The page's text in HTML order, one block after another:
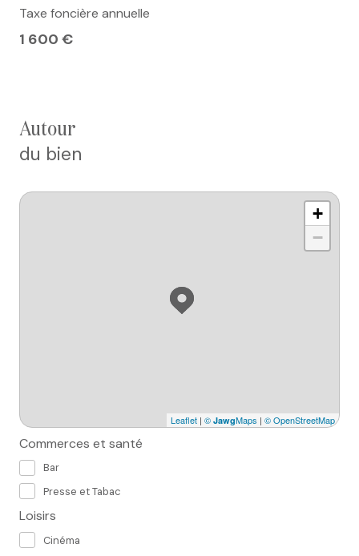
Taxe foncière annuelle
1 600 €
autour
du bien
+
−
Leaflet | © JawgMaps | © OpenStreetMap
Commerces et santé
Bar
Presse et Tabac
Loisirs
Cinéma